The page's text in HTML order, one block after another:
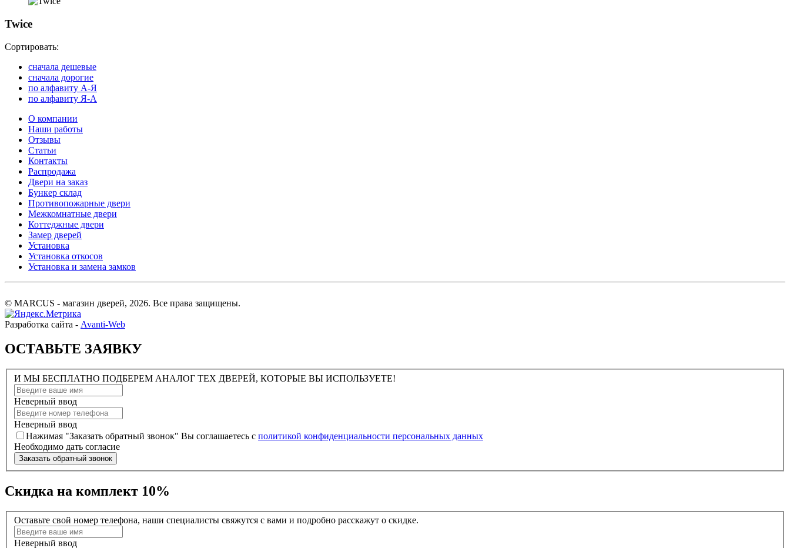
Twice
Сортировать:
cначала дешевые
cначала дорогие
по алфавиту А-Я
по алфавиту Я-А
О компании
Наши работы
Отзывы
Статьи
Контакты
Распродажа
Двери на заказ
Бункер склад
Противопожарные двери
Межкомнатные двери
Коттеджные двери
Замер дверей
Установка
Установка откосов
Установка и замена замков
© MARCUS - магазин дверей, 2026. Все права защищены.
Разработка сайта - Avanti-Web
ОСТАВЬТЕ ЗАЯВКУ
И МЫ БЕСПЛАТНО ПОДБЕРЕМ АНАЛОГ ТЕХ ДВЕРЕЙ, КОТОРЫЕ ВЫ ИСПОЛЬЗУЕТЕ!
Неверный ввод
Неверный ввод
Нажимая "Заказать обратный звонок" Вы соглашаетесь с политикой конфиденциальности персональных данных
Необходимо дать согласие
Заказать обратный звонок
Скидка на комплект 10%
Оставьте свой номер телефона, наши специалисты свяжутся с вами и подробно расскажут о скидке.
Неверный ввод